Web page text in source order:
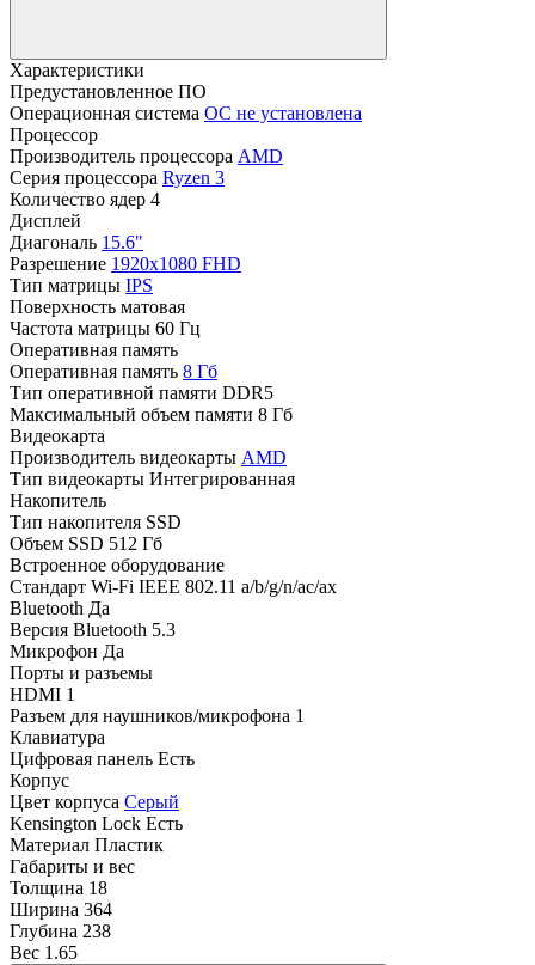
Характеристики
Предустановленное ПО
Операционная система ОС не установлена
Процессор
Производитель процессора AMD
Серия процессора Ryzen 3
Количество ядер 4
Дисплей
Диагональ 15.6"
Разрешение 1920x1080 FHD
Тип матрицы IPS
Поверхность матовая
Частота матрицы 60 Гц
Оперативная память
Оперативная память 8 Гб
Тип оперативной памяти DDR5
Максимальный объем памяти 8 Гб
Видеокарта
Производитель видеокарты AMD
Тип видеокарты Интегрированная
Накопитель
Тип накопителя SSD
Объем SSD 512 Гб
Встроенное оборудование
Стандарт Wi-Fi IEEE 802.11 a/b/g/n/ac/ax
Bluetooth Да
Версия Bluetooth 5.3
Микрофон Да
Порты и разъемы
HDMI 1
Разъем для наушников/микрофона 1
Клавиатура
Цифровая панель Есть
Корпус
Цвет корпуса Серый
Kensington Lock Есть
Материал Пластик
Габариты и вес
Толщина 18
Ширина 364
Глубина 238
Вес 1.65